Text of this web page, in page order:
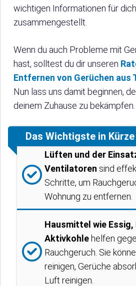
wichtigen Informationen für dich
zusammengestellt.
Wenn du auch Probleme mit
hast, solltest du dir unseren
Entfernen von Gerüchen aus
Nun lass uns damit beginnen,
deinem Zuhause zu bekämpfen.
Das Wichtigste in Kürze
Lüften und der
Ventilatoren sind
Schritte, um
Wohnung zu entfernen.
Hausmittel wie Essig,
Aktivkohle helfen
Rauchgeruch. Sie
reinigen, Gerüche
Luft reinigen.